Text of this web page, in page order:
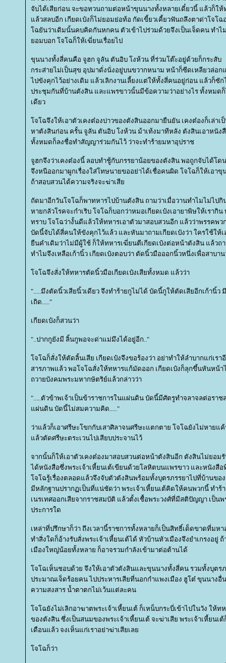
จับได้เสียก่อน จะขอทวนถามต่อหน้าขุนนางทั้งหลายเดี๋ยวนี้ แล้วก็ให้
ล้วสลบอีก เกียดเป๋งก็ไม่ยอมย่อท้อ กัดเขี้ยวเคี้ยวฟันถลึงตาด่าโจโฉ
ฉยันว่าเดิมนั้นคบคิดกันหกคน ตัวเข้าไปร่วมด้วยจึงเป็นเจ็ดคน ทำไ
อมบอก โจโฉก็ให้เฆี่ยนเรื่อยไป
ขุนนางทั้งสี่คนคือ จูฮก จูลัน ตันอิบ โงห้วน ที่ร่วมโต๊ะอยู่ด้วยก็กระสับ
กระส่ายไม่เป็นสุข อุปมาดั่งนั่งอยู่บนขวากหนาม หน้าก็ซีดเหลียวล่อก
ไปขังคุกไว้อย่างเดิม แล้วเลิกงานเลี้ยงแต่ให้ทั้งสี่คนอยู่ก่อน แล้วก็ซัก
ประชุมกันที่บ้านตังสิน และแพรขาวนั้นมีข้อความว่าอย่างไร ทั้งหมด
เดียว
จโฉจึงให้เอาตัวเคงต๋องบ่าวของตังสินออกมายืนยัน เคงต๋องก็เล่าเ
หาตังสินก่อน ครั้น จูลัน ตันอิบ โงห้วน ม้าเท้งมาทีหลัง ตังสินเอาหนั
ทั้งหมดก็ลงชื่อทำสัญญาร่วมกันไว้ ว่าจะทำร้ายมหาอุปราช
จูฮกจึงว่าเคงต๋องนี้ ลอบทำชู้กับภรรยาน้อยของตังสิน พอถูกจับได้โด
จึงหนีออกมาผูกเรื่องใส่โทษนายขออย่าได้เชื่อคนผิด โจโฉก็ให้เอาขุ
ถ้าสอบสวนได้ความจริงจะฆ่าเสี
ถัดมาอีกวันโจโฉก็พาทหารไปบ้านตังสิน ถามว่าเมื่อวานทำไมไม่ไปกิ
หายกลัวโรคจะกำเริบ โจโฉก็บอกว่าหมอเกียดเป๋งเอายาพิษให้เรากิ
ทราบ โจโฉว่างั้นดีแล้วให้ทหารเอาตัวมาสอบสวนอีก แล้วว่าพรรคพ
บัดนี้จับได้สี่คนให้ขังคุกไว้แล้ว และหันมาถามเกียดเป๋งว่า ใครใช้ให้
นคำเดิมว่าไม่มีผู้ใช้ ก็ให้ทหารเฆี่ยนตีเกียดเป๋งต่อหน้าตังสิน แล้วถ
ทำไมจึงเหลือเก้านิ้ว เกียดเป๋งตอบว่า ตัดนิ้วมือออกนิ้วหนึ่งเพื่อสาบา
จโฉจึงสั่งให้ทหารตัดนิ้วมือเกียดเป๋งเสียทั้งหมด แล้วว่า
".....มึงตัดนิ้วเสียนิ้วเดียว จึงทำร้ายกูไม่ได้ บัดนี้กูให้ตัดเสียอีกเก้านิ้ว
เถิด....."
เกียดเป๋งก็สวนว่า
"..ปากกูยังมี ลิ้นกูพอจะด่าแม่มึงได้อยู่อีก.."
จโฉก็สั่งให้ตัดลิ้นเสีย เกียดเป๋งจึงขอร้องว่า อย่าทำให้ลำบากแก่เรา
สารภาพแล้ว พอโจโฉสั่งให้ทหารแก้มัดออก เกียดเป๋งก็ลุกขึ้นหันหน้า
ถวายบังคมพระมหากษัตริย์แล้วกล่าวว่า
".....ตัวข้าพเจ้าเป็นข้าราชการในแผ่นดิน บัดนี้มีศัตรูทำจลาจลต่อรา
ผ่นดิน บัดนี้ไม่สมความคิด....."
ว่าแล้วก็เอาศรีษะโขกกับเสาศิลาจนศรีษะแตกตาย โจโฉยังไม่หายแ
ล้วตัดศรีษะตระเวนไปเสียบประจานไว้
จากนั้นก็ให้เอาตัวเคงต๋องมาสอบสวนต่อหน้าตังสินอีก ตังสินไม่ยอม
ได้หนังสือซึ่งพระเจ้าเหี้ยนเต้เขียนด้วยโลหิตบนแพรขาว และหนังสื
จโฉรู้เรื่องตลอดแล้วจึงจับตัวตังสินพร้อมทั้งบุตรภรรยาไปที่บ้านขอ
มีหลักฐานปรากฏเป็นที่แน่ชัดว่า พระเจ้าเหี้ยนเต้คิดให้คนพวกนี้ ทำร้
เนรเทศออกเสียจากราชสมบัติ แล้วตั้งเชื้อพระวงศ์ที่มีสติปัญญา เป็น
ประการใด
เหล่าที่ปรึกษาก็ว่า ถึงเวลานี้ราชการทั้งหลายก็เป็นสิทธิ์เด็ดขาดที่มห
ทำสิ่งใดก็อ้างรับสั่งพระเจ้าเหี้ยนเต้ได้ หัวบ้านหัวเมืองจึงยำเกรงอยู่
เมืองใหญ่น้อยทั้งหลาย ก็อาจรวมกำลังเข้ามาต่อต้านได้
จโฉเห็นชอบด้วย จึงให้เอาตัวตังสินและขุนนางทั้งสี่คน รวมทั้งบุตร
ประมาณเจ็ดร้อยคน ไปประหารเสียที่นอกกำแพงเมือง ฮูโต๋ ขุนนาง
ความสงสาร น้ำตาตกไม่เว้นแต่ละคน
จโฉยังไม่เลิกอาฆาตพระเจ้าเหี้ยนเต้ ก็เหน็บกระบี่เข้าไปในวัง ให้ท
ของตังสิน ซึ่งเป็นสนมของพระเจ้าเหี้ยนเต้ จะฆ่าเสีย พระเจ้าเหี้ยนเ
เดือนแล้ว จงเห็นแก่เราอย่าฆ่าเสียเล
จโฉก็ว่า